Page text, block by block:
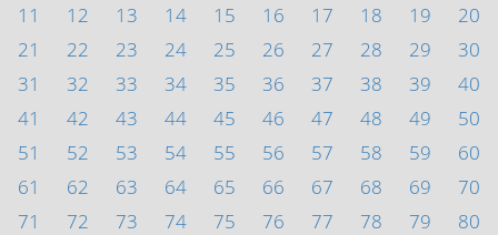
11
12 13 14 15 16 17 18 19
20
21
22 23 24 25 26 27 28 29
30
31
32 33 34 35 36 37 38 39
40
41
42 43 44 45 46 47 48 49
50
51
52 53 54 55 56 57 58 59
60
61
62 63 64 65 66 67 68 69
70
71
72 73 74 75 76 77 78 79
80